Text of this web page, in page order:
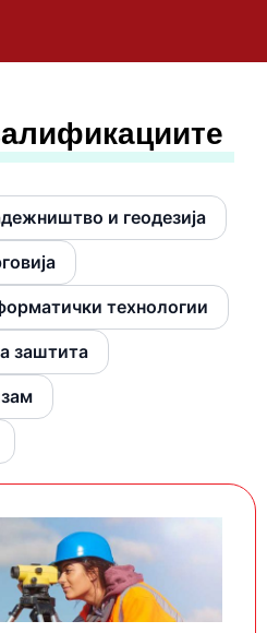
и геодезија
технологии
заштита